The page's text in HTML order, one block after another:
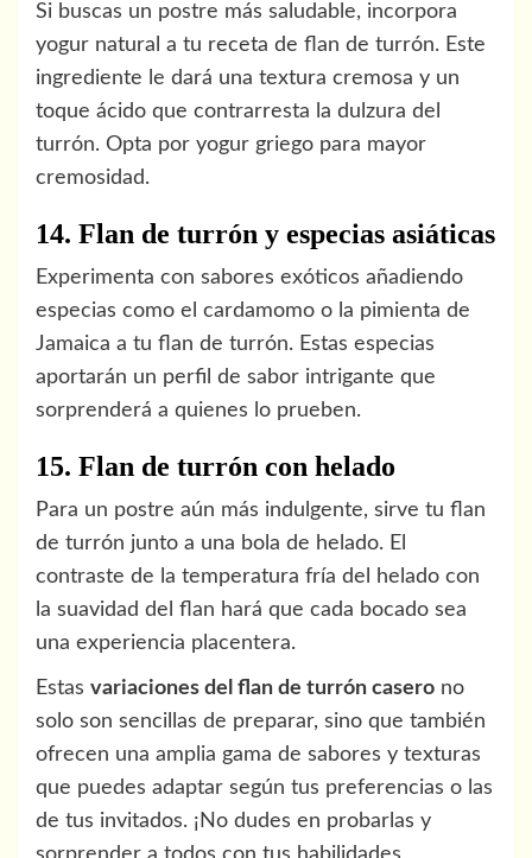
Si buscas un postre más saludable, incorpora
yogur natural a tu receta de flan de turrón. Este
ingrediente le dará una textura cremosa y un
toque ácido que contrarresta la dulzura del
turrón. Opta por yogur griego para mayor
cremosidad.
14. Flan de turrón y especias asiáticas
Experimenta con sabores exóticos añadiendo
especias como el cardamomo o la pimienta de
Jamaica a tu flan de turrón. Estas especias
aportarán un perfil de sabor intrigante que
sorprenderá a quienes lo prueben.
15. Flan de turrón con helado
Para un postre aún más indulgente, sirve tu flan
de turrón junto a una bola de helado. El
contraste de la temperatura fría del helado con
la suavidad del flan hará que cada bocado sea
una experiencia placentera.
Estas variaciones del flan de turrón casero no
solo son sencillas de preparar, sino que también
ofrecen una amplia gama de sabores y texturas
que puedes adaptar según tus preferencias o las
de tus invitados. ¡No dudes en probarlas y